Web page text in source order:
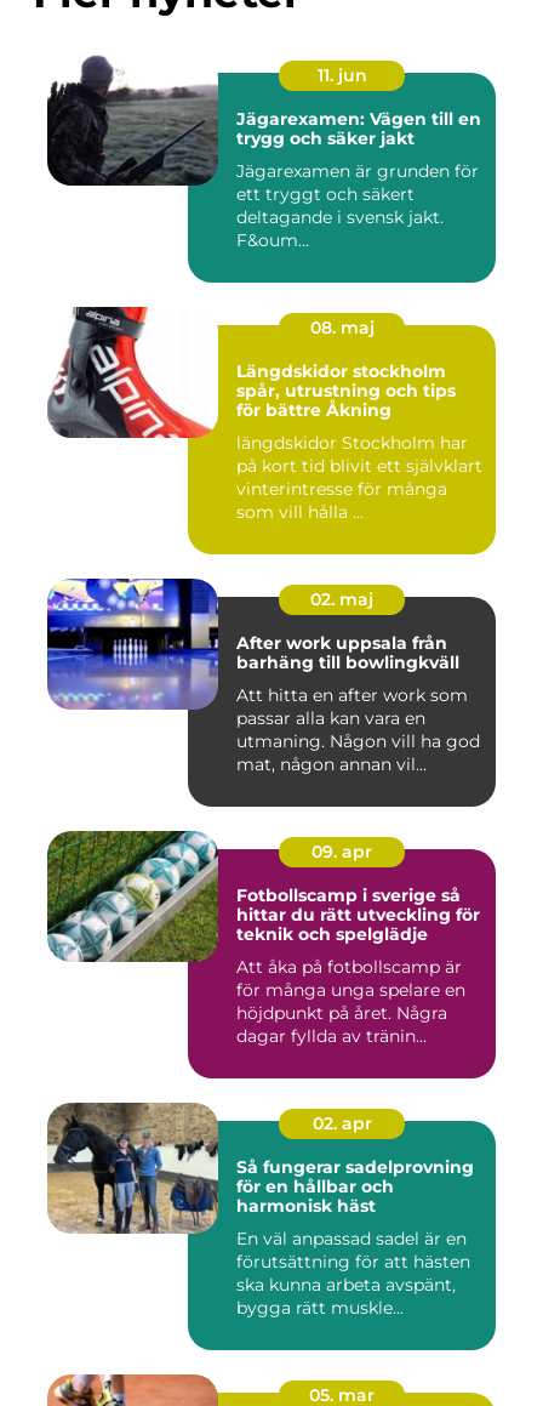
11. jun
Jägarexamen: Vägen till en
trygg och säker jakt
Jägarexamen är grunden för
ett tryggt och säkert
deltagande i svensk jakt.
F&oum...
08. maj
Längdskidor stockholm
spår, utrustning och tips
för bättre Åkning
längdskidor Stockholm har
på kort tid blivit ett självklart
vinterintresse för många
som vill hålla ...
02. maj
After work uppsala från
barhäng till bowlingkväll
Att hitta en after work som
passar alla kan vara en
utmaning. Någon vill ha god
mat, någon annan vil...
09. apr
Fotbollscamp i sverige så
hittar du rätt utveckling för
teknik och spelglädje
Att åka på fotbollscamp är
för många unga spelare en
höjdpunkt på året. Några
dagar fyllda av tränin...
02. apr
Så fungerar sadelprovning
för en hållbar och
harmonisk häst
En väl anpassad sadel är en
förutsättning för att hästen
ska kunna arbeta avspänt,
bygga rätt muskle...
05. mar